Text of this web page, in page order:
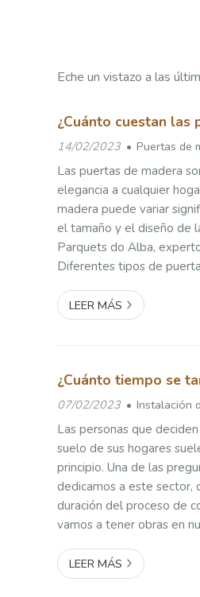
Eche un vistazo a las
¿Cuánto cuestan las
14/02/2023
Puertas de
Las puertas de madera
elegancia a cualquier
madera puede variar
el tamaño y el diseño de
Parquets do Alba,
Diferentes tipos de
durabilidad. La madera
LEER MÁS
¿Cuánto tiempo se
07/02/2023
Instalación
Las personas que
suelo de sus hogares
principio. Una de las
dedicamos a este sector,
duración del proceso de
vamos a tener obras en
esta razón, h...
LEER MÁS